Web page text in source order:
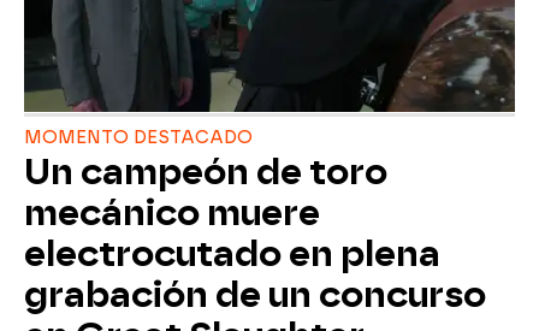
MOMENTO DESTACADO
Un campeón de toro
mecánico muere
electrocutado en plena
grabación de un concurso